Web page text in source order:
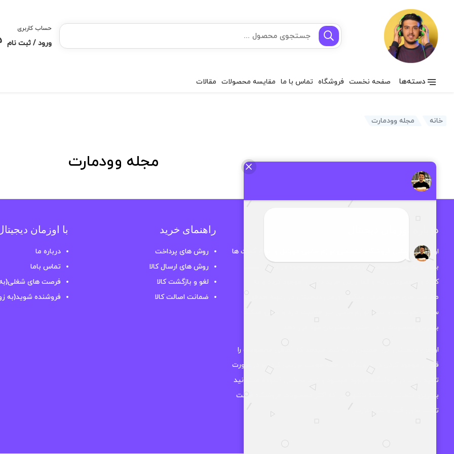
حساب کاربری
ورود / ثبت نام
دسته‌ها صفحه نخست فروشگاه تماس با ما مقایسه محصولات مقالات
خانه مجله وودمارت
مجله وودمارت
درباره اوزمان دیجیتال
اوزمان دیجیتال فروشگاه تخصصی لوازم جانبی موبایل و انواع گجت ها
بوده و به صورت تخصصی تمامی محصولات موجود در بازار را تست
کرده و محصولاتی که واقعا ارزش خرید دارند را موجود کرده و به
مخاطب های خود معرفی میکند. اوزمان دیجیتال در زمینه هدفون،
ساعت هوشمند و سایر لوازم جانبی نیز فعالیت دارد و سعی میکند
بهترین محصولات را در اختیار مشتریان خود قرار دهد.
اوزمان دیجیتال این اطمینان را به شما میدهد که تمامی محصولات را
قبل از موجود کردن در فروشگاه از همه جوانب بررسی کرده و در صورت
تایید ، کالا در فروشگاه موجود میشود و شما با خیال آسوده میتوانید
بهترین انتخاب را داشته باشید چرا که اکثر محصولات فروشگاه مهلت
تست بدون قید و شرط دارند.
راهنمای خرید
روش های پرداخت
روش های ارسال کالا
لغو و بازگشت کالا
ضمانت اصالت کالا
با اوزمان
درباره ما
تماس باما
فرصت های
فروشنده شوید(به